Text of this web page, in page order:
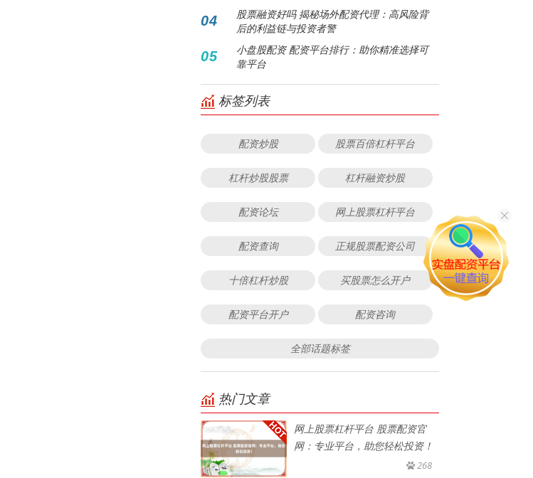
04
股票融资好吗 揭秘场外配资代理：高风险背
后的利益链与投资者警
05
小盘股配资 配资平台排行：助你精准选择可
靠平台
标签列表
配资炒股 股票百倍杠杆平台
杠杆炒股股票 杠杆融资炒股
配资论坛 网上股票杠杆平台
配资查询 正规股票配资公司
十倍杠杆炒股 买股票怎么开户
配资平台开户 配资咨询
全部话题标签
热门文章
网上股票杠杆平台 股票配资官
网：专业平台，助您轻松投资！
268